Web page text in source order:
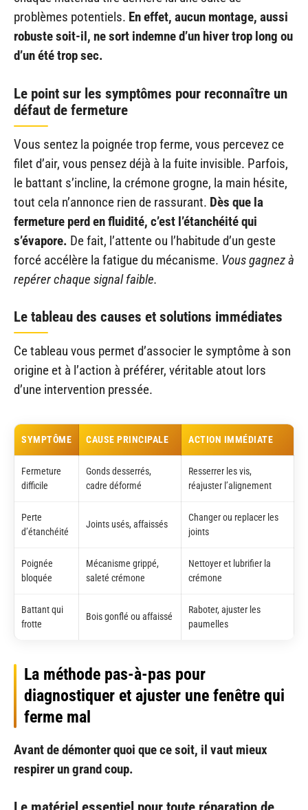
problèmes potentiels. En effet, aucun montage, aussi
robuste soit-il, ne sort indemne d’un hiver trop long ou
d’un été trop sec.
Le point sur les symptômes pour reconnaître un
défaut de fermeture
Vous sentez la poignée trop ferme, vous percevez ce
filet d’air, vous pensez déjà à la fuite invisible. Parfois,
le battant s’incline, la crémone grogne, la main hésite,
tout cela n’annonce rien de rassurant. Dès que la
fermeture perd en fluidité, c’est l’étanchéité qui
s’évapore. De fait, l’attente ou l’habitude d’un geste
forcé accélère la fatigue du mécanisme. Vous gagnez à
repérer chaque signal faible.
Le tableau des causes et solutions immédiates
Ce tableau vous permet d’associer le symptôme à son
origine et à l’action à préférer, véritable atout lors
d’une intervention pressée.
SYMPTÔME CAUSE PRINCIPALE ACTION IMMÉDIATE
Fermeture
difficile
Gonds desserrés,
cadre déformé
Resserrer les vis,
réajuster l’alignement
Perte
d’étanchéité
Joints usés, affaissés
Changer ou replacer les
joints
Poignée
bloquée
Mécanisme grippé,
saleté crémone
Nettoyer et lubrifier la
crémone
Battant qui
frotte
Bois gonflé ou affaissé
Raboter, ajuster les
paumelles
La méthode pas-à-pas pour
diagnostiquer et ajuster une fenêtre qui
ferme mal
Avant de démonter quoi que ce soit, il vaut mieux
respirer un grand coup.